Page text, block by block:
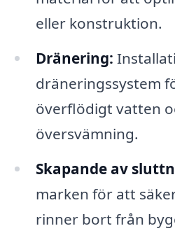
eller konstruktion.
Dränering:
dräneringssystem
överflödigt vatten
översvämning.
Skapande av
marken för att
rinner bort från